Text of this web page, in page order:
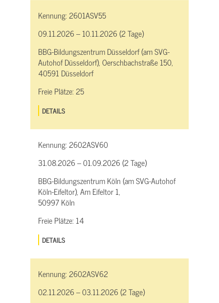
Kennung:2601ASV55
09.11.2026 – 10.11.2026 (2 Tage)
BBG-Bildungszentrum Düsseldorf (am SVG-
Autohof Düsseldorf), Oerschbachstraße 150,
40591 Düsseldorf
Freie Plätze:25
DETAILS
Kennung:2602ASV60
31.08.2026 – 01.09.2026 (2 Tage)
BBG-Bildungszentrum Köln (am SVG-Autohof
Köln-Eifeltor), Am Eifeltor 1,
50997 Köln
Freie Plätze: 14
DETAILS
Kennung:2602ASV62
02.11.2026 – 03.11.2026 (2 Tage)